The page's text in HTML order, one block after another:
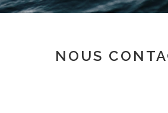
NOUS